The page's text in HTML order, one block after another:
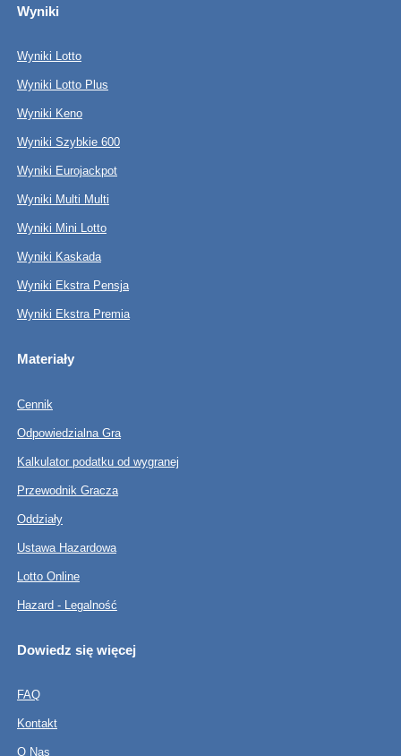
Wyniki
Wyniki Lotto
Wyniki Lotto Plus
Wyniki Keno
Wyniki Szybkie 600
Wyniki Eurojackpot
Wyniki Multi Multi
Wyniki Mini Lotto
Wyniki Kaskada
Wyniki Ekstra Pensja
Wyniki Ekstra Premia
Materiały
Cennik
Odpowiedzialna Gra
Kalkulator podatku od wygranej
Przewodnik Gracza
Oddziały
Ustawa Hazardowa
Lotto Online
Hazard - Legalność
Dowiedz się więcej
FAQ
Kontakt
O Nas